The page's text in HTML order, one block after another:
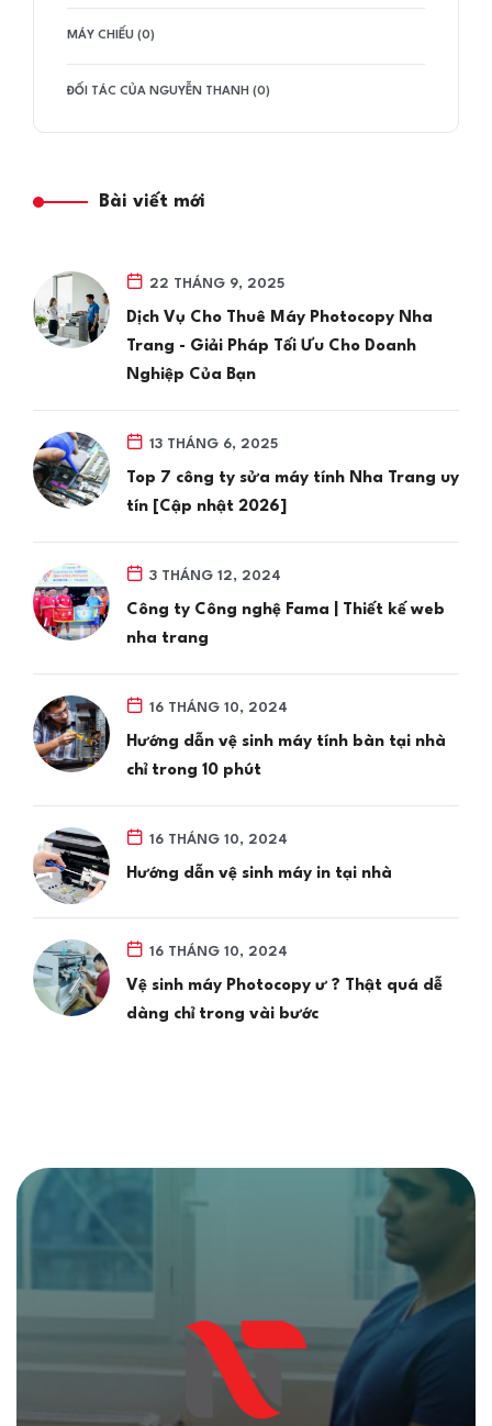
MÁY CHIẾU (0)
ĐỐI TÁC CỦA NGUYỄN THANH (0)
Bài viết mới
22 THÁNG 9, 2025
Dịch Vụ Cho Thuê Máy Photocopy Nha
Trang - Giải Pháp Tối Ưu Cho Doanh
Nghiệp Của Bạn
13 THÁNG 6, 2025
Top 7 công ty sửa máy tính Nha Trang uy
tín [Cập nhật 2026]
3 THÁNG 12, 2024
Công ty Công nghệ Fama | Thiết kế web
nha trang
16 THÁNG 10, 2024
Hướng dẫn vệ sinh máy tính bàn tại nhà
chỉ trong 10 phút
16 THÁNG 10, 2024
Hướng dẫn vệ sinh máy in tại nhà
16 THÁNG 10, 2024
Vệ sinh máy Photocopy ư ? Thật quá dễ
dàng chỉ trong vài bước